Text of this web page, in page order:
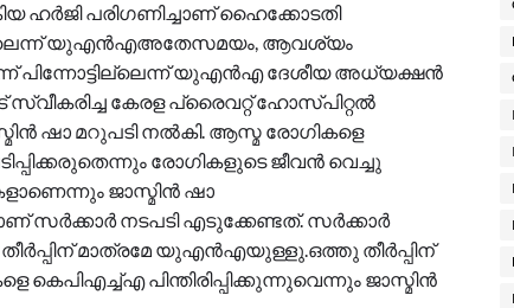
പരിഗണിച്ചാണ് ഹൈക്കോടതി
യുഎൻഎഅതേസമയം, ആവശ്യം
പിന്നോട്ടില്ലെന്ന് യുഎൻഎ ദേശീയ അധ്യക്ഷൻ
സ്വീകരിച്ച കേരള പ്രൈവറ്റ് ഹോസ്പിറ്റൽ
ഷാ മറുപടി നൽകി. ആസ്മ രോഗികളെ
രോഗികളുടെ ജീവൻ വെച്ചു
ജാസ്മിൻ ഷാ
സർക്കാർ നടപടി എടുക്കേണ്ടത്. സർക്കാർ
തീർപ്പിന് മാത്രമേ യുഎൻഎയുള്ളു.ഒത്തു തീർപ്പിന്
പിന്തിരിപ്പിക്കുന്നുവെന്നും ജാസ്മിൻ